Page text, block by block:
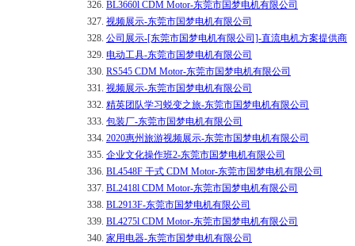
326. BL3660l CDM Motor-东莞市国梦电机有限公司
327. 视频展示-东莞市国梦电机有限公司
328. 公司展示-[东莞市国梦电机有限公司]-直流电机方案提供商
329. 电动工具-东莞市国梦电机有限公司
330. RS545 CDM Motor-东莞市国梦电机有限公司
331. 视频展示-东莞市国梦电机有限公司
332. 精英团队学习蜕变之旅-东莞市国梦电机有限公司
333. 包装厂-东莞市国梦电机有限公司
334. 2020惠州旅游视频展示-东莞市国梦电机有限公司
335. 企业文化操作班2-东莞市国梦电机有限公司
336. BL4548F 干式 CDM Motor-东莞市国梦电机有限公司
337. BL2418l CDM Motor-东莞市国梦电机有限公司
338. BL2913F-东莞市国梦电机有限公司
339. BL4275l CDM Motor-东莞市国梦电机有限公司
340. 家用电器-东莞市国梦电机有限公司